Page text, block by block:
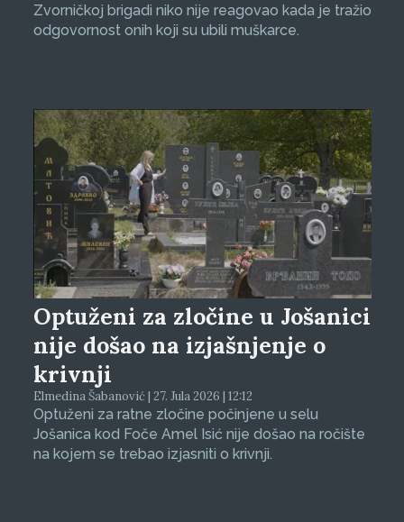
Zvorničkoj brigadi niko nije reagovao kada je tražio
odgovornost onih koji su ubili muškarce.
Optuženi za zločine u Jošanici
nije došao na izjašnjenje o
krivnji
Elmedina Šabanović | 27. Jula 2026 | 12:12
Optuženi za ratne zločine počinjene u selu
Jošanica kod Foče Amel Isić nije došao na ročište
na kojem se trebao izjasniti o krivnji.